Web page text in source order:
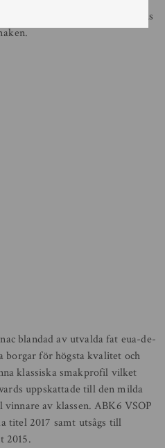
integrerad fattonen ger elegans
blandad av utvalda fat eua-de-
borgar för högsta kvalitet och
klassiska smakprofil vilket
uppskattade till den milda
av klassen. ABK6 VSOP
titel 2017 samt utsågs till
2015.